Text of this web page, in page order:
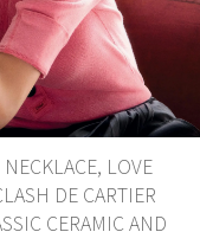
LOVE
DE CARTIER
CERAMIC AND